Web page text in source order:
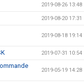
2019-08-26 13:48
2019-08-20 17:31
2019-08-18 19:14
2019-07-31 10:54
2019-05-19 14:28